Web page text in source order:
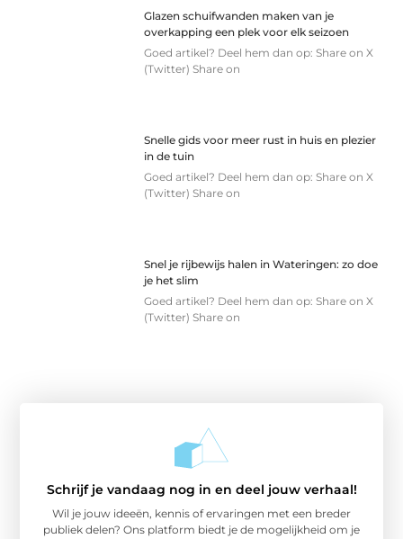
Glazen schuifwanden maken van je
overkapping een plek voor elk seizoen
Goed artikel? Deel hem dan op: Share on X
(Twitter) Share on
Snelle gids voor meer rust in huis en plezier
in de tuin
Goed artikel? Deel hem dan op: Share on X
(Twitter) Share on
Snel je rijbewijs halen in Wateringen: zo doe
je het slim
Goed artikel? Deel hem dan op: Share on X
(Twitter) Share on
Schrijf je vandaag nog in en deel jouw verhaal!
Wil je jouw ideeën, kennis of ervaringen met een breder
publiek delen? Ons platform biedt je de mogelijkheid om je